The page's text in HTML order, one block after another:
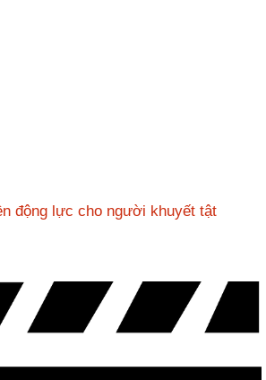
động lực cho người khuyết tật